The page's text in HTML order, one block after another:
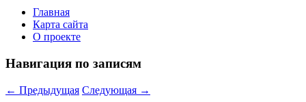
Главная
Карта сайта
О проекте
Навигация по записям
← Предыдущая Следующая →